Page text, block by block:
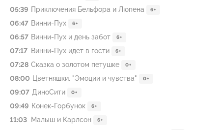
05:39 Приключения Бельфора и Люпена 6+
06:47 Винни-Пух 6+
06:57 Винни-Пух и день забот 6+
07:17 Винни-Пух идет в гости 6+
07:28 Сказка о золотом петушке 0+
08:00 Цветняшки. "Эмоции и чувства" 0+
09:07 ДиноСити 0+
09:49 Конек-Горбунок 6+
11:03 Малыш и Карлсон 6+